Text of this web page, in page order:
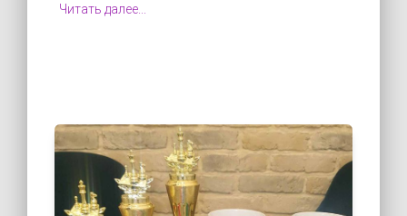
Читать далее...